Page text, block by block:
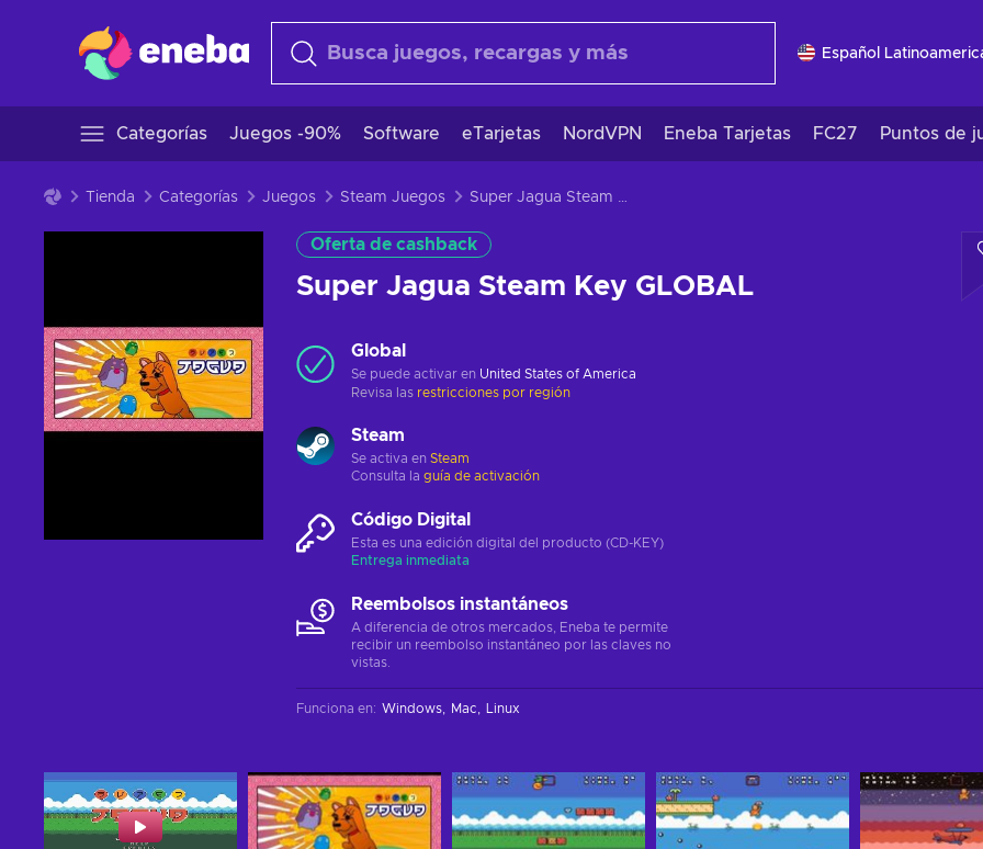
Español
Categorías Juegos -90% Software eTarjetas NordVPN Eneba Tarjetas FC27 Puntos de
Tienda Categorías Juegos Steam Juegos Super Jagua Steam Key GLOBAL
Oferta de cashback
Super Jagua Steam Key GLOBAL
Global
Se puede activar en United States of America
Revisa las restricciones por región
Steam
Se activa en Steam
Consulta la guía de activación
Código Digital
Esta es una edición digital del producto (CD-KEY)
Entrega inmediata
Reembolsos instantáneos
A diferencia de otros mercados, Eneba te permite
recibir un reembolso instantáneo por las claves no
vistas.
Funciona en: Windows Mac Linux